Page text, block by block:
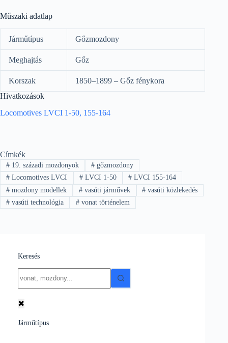
Műszaki adatlap
Járműtípus Gőzmozdony
Meghajtás Gőz
Korszak
1850–1899 – Gőz fénykora
Hivatkozások
Locomotives LVCI 1-50, 155-164
Címkék
#19. századi mozdonyok #gőzmozdony
#Locomotives LVCI #LVCI 1-50 # LVCI 155-164
#mozdony modellek #vasúti járművek # vasúti közlekedés
#vasúti technológia #vonat történelem
Keresés
results
✖
Járműtípus